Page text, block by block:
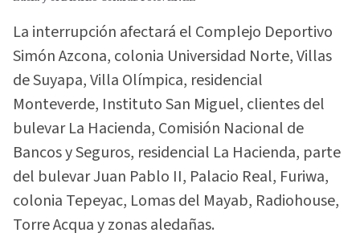
La interrupción afectará el Complejo Deportivo
Simón Azcona, colonia Universidad Norte, Villas
de Suyapa, Villa Olímpica, residencial
Monteverde, Instituto San Miguel, clientes del
bulevar La Hacienda, Comisión Nacional de
Bancos y Seguros, residencial La Hacienda, parte
del bulevar Juan Pablo II, Palacio Real, Furiwa,
colonia Tepeyac, Lomas del Mayab, Radiohouse,
Torre Acqua y zonas aledañas.